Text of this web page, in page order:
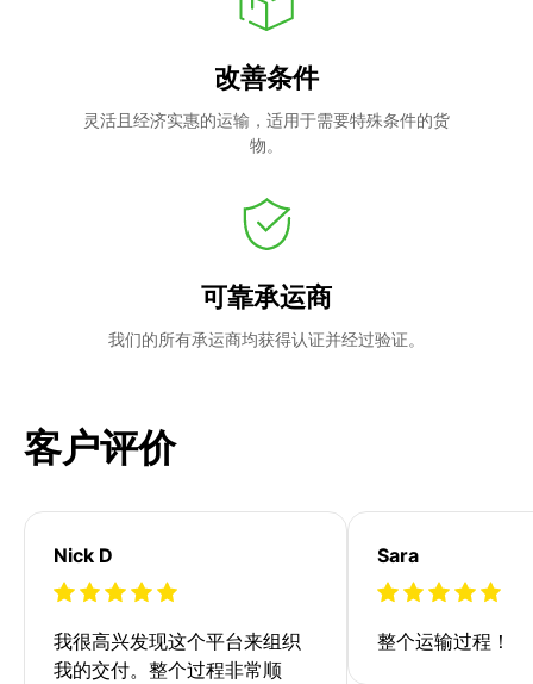
改善条件
灵活且经济实惠的运输，适用于需要特殊条件的货
物。
可靠承运商
我们的所有承运商均获得认证并经过验证。
客户评价
Nick D
我很高兴发现这个平台来组织
我的交付。整个过程非常顺
Sara
整个运输过程！